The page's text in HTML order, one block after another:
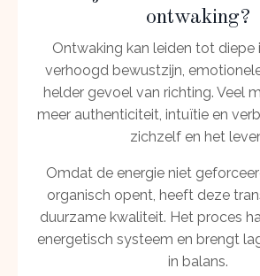
ontwaking?
Ontwaking kan leiden tot diepe
verhoogd bewustzijn,
helder gevoel van richting. Veel
meer authenticiteit, intuïtie en
zichzelf en het
Omdat de energie niet
organisch opent, heeft deze
duurzame kwaliteit. Het proces
energetisch systeem en brengt
in balans.